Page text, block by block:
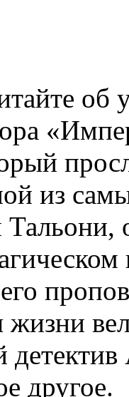
об
из
жизни
другое.